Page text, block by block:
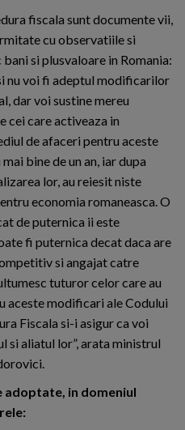
fiscala sunt documente vii,
cu observatiile si
si plusvaloare in Romania:
nu voi fi adeptul modificarilor
dar voi sustine mereu
cei care activeaza in
de afaceri pentru aceste
bine de un an, iar dupa
lor, au reiesit niste
economia romaneasca. O
de puternica ii este
fi puternica decat daca are
si angajat catre
tuturor celor care au
aceste modificari ale Codului
Fiscala si-i asigur ca voi
si aliatul lor”, arata ministrul
adoptate, in domeniul